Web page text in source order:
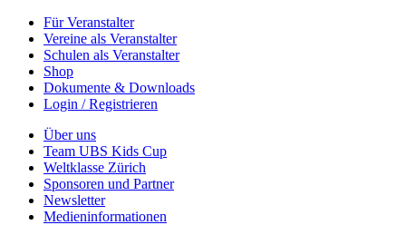
Für Veranstalter
Vereine als Veranstalter
Schulen als Veranstalter
Shop
Dokumente & Downloads
Login / Registrieren
Über uns
Team UBS Kids Cup
Weltklasse Zürich
Sponsoren und Partner
Newsletter
Medieninformationen